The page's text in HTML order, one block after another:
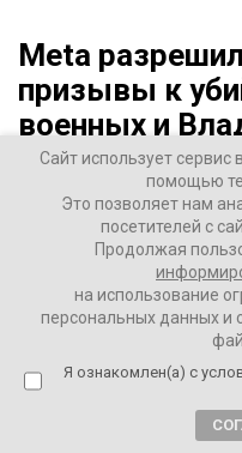
Meta
призывы к
военных и
4 года назад
ВАШИ НОВОСТИ
Meta Platforms (бывший
Украине изменила
пользователей
содержаться призывы к
военных, а также
Сайт использует сервис
помощью
Это позволяет нам
посетителей с
Продолжая
на использование
персональных данных и
Я ознакомлен(а) с